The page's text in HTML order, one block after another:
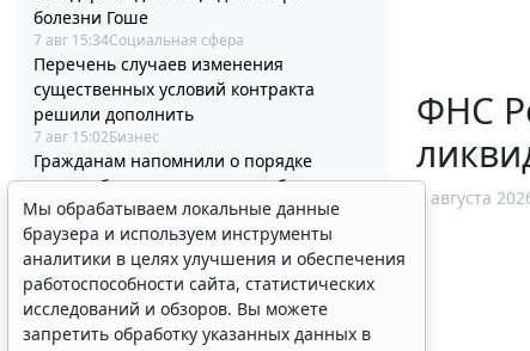
болезни Гоше
7 авг 15:34Социальная сфера
Перечень случаев изменения
существенных условий контракта
решили дополнить
7 авг 15:02Бизнес
Гражданам напомнили о порядке
налогообложения нежилых объектов на
участках ИЖС
7 авг 14:45Налоги и бухучет
Минцифры России не собирается
вводить ограничения на доступ детей в
соцсети
7 авг 14:20 Общество
ФНС
7 августа
Мы обрабатываем локальные данные
браузера и используем инструменты
аналитики в целях улучшения и обеспечения
работоспособности сайта, статистических
исследований и обзоров. Вы можете
запретить обработку указанных данных в